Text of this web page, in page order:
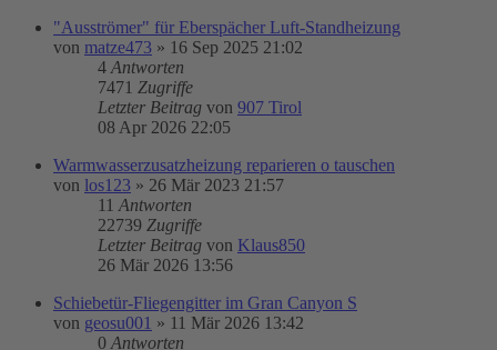
"Ausströmer" für Eberspächer Luft-Standheizung
von matze473 » 16 Sep 2025 21:02
4 Antworten
7471 Zugriffe
Letzter Beitrag von 907 Tirol
08 Apr 2026 22:05
Warmwasserzusatzheizung reparieren o tauschen
von los123 » 26 Mär 2023 21:57
11 Antworten
22739 Zugriffe
Letzter Beitrag von Klaus850
26 Mär 2026 13:56
Schiebetür-Fliegengitter im Gran Canyon S
von geosu001 » 11 Mär 2026 13:42
0 Antworten